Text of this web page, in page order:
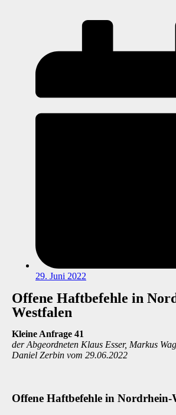
29. Juni 2022
Offene Haftbefehle in
Westfalen
Kleine Anfrage 41
der Abgeordneten Klaus Esser, Markus
Daniel Zerbin vom 29.06.2022
Offene Haftbefehle in Nordrhein-